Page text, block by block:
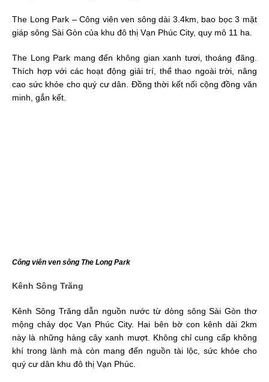
The Long Park – Công viên ven sông dài 3.4km, bao bọc 3 mặt
giáp sông Sài Gòn của khu đô thị Vạn Phúc City, quy mô 11 ha.
The Long Park mang đến không gian xanh tươi, thoáng đãng.
Thích hợp với các hoạt động giải trí, thể thao ngoài trời, nâng
cao sức khỏe cho quý cư dân. Đồng thời kết nối cộng đồng văn
minh, gắn kết.
Công viên ven sông The Long Park
Kênh Sông Trăng
Kênh Sông Trăng dẫn nguồn nước từ dòng sông Sài Gòn thơ
mộng chảy dọc Vạn Phúc City. Hai bên bờ con kênh dài 2km
này là những hàng cây xanh mượt. Không chỉ cung cấp không
khí trong lành mà còn mang đến nguồn tài lộc, sức khỏe cho
quý cư dân khu đô thị Vạn Phúc.